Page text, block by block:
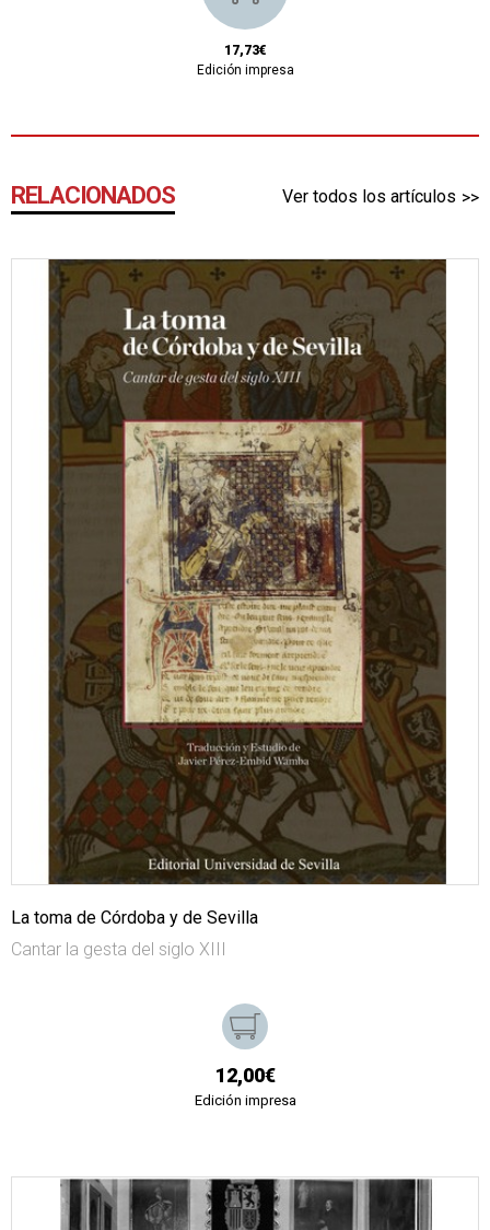
17,73€
Edición impresa
RELACIONADOS Ver todos los artículos
La toma de Córdoba y de Sevilla
Cantar la gesta del siglo XIII
12,00€
Edición impresa